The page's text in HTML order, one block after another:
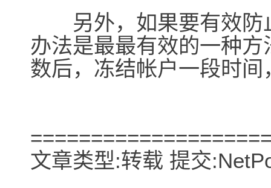
另外，如果要有效防
办法是最最有效的一种
数后，冻结帐户一段时
文章类型:转载 提交